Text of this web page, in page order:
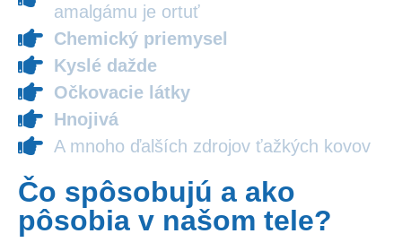
amalgámu je ortuť
Chemický priemysel
Kyslé dažde
Očkovacie látky
Hnojivá
A mnoho ďalších zdrojov ťažkých kovov
Čo spôsobujú a ako
pôsobia v našom tele?